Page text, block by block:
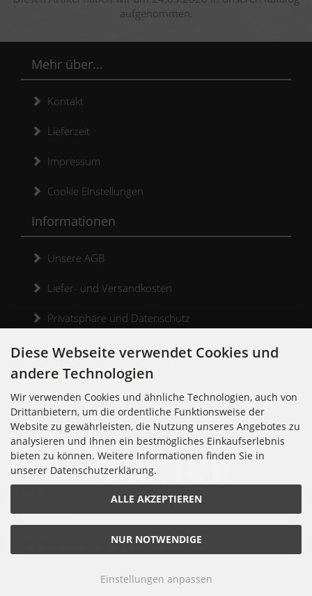
aufgenommen.
Mehr über...
Kontakt
Lieferzeit
Impressum
Cookie Einstellungen
Informationen
Unsere AGB
Liefer- und Versandkosten
Privatsphäre und Datenschutz
Widerrufsrecht
Widerrufsformular
Kontakt
10997 Berlin
E-Mail: order[at]noisolution[punkt]de
Diese Webseite verwendet Cookies und
andere Technologien
Wir verwenden Cookies und ähnliche Technologien, auch von
Drittanbietern, um die ordentliche Funktionsweise der
Website zu gewährleisten, die Nutzung unseres Angebotes zu
analysieren und Ihnen ein bestmögliches Einkaufserlebnis
bieten zu können. Weitere Informationen finden Sie in
unserer Datenschutzerklärung.
ALLE AKZEPTIEREN
NUR NOTWENDIGE
Einstellungen anpassen